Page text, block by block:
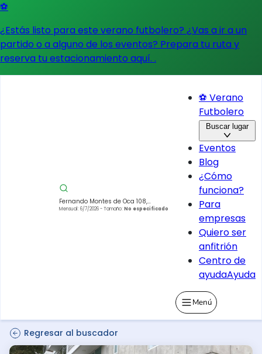
⚽
¿Estás listo para este verano futbolero? ¿Vas a ir a un
partido o a alguno de los eventos? Prepara tu ruta y
reserva tu estacionamiento aquí. .
Fernando Montes de Oca 108,
Colonia Condesa, Cuauhtémoc,
Mensual: 6/7/2026- Tamaño: No especificado
⚽ Verano
Futbolero
Buscar lugar
Eventos
Blog
¿Cómo
funciona?
Para
empresas
Quiero ser
anfitrión
Centro de
ayudaAyuda
Menú
Regresar al buscador